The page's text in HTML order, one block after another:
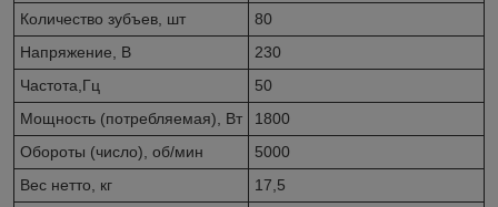
Количество зубъев, шт
80
Напряжение, В
230
Частота,Гц
50
Мощность (потребляемая), Вт
1800
Обороты (число), об/мин
5000
Вес нетто, кг
17,5